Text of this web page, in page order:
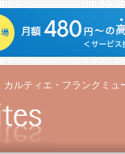
ルティエ・フランクミ